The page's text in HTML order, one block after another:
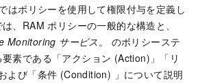
はポリシーを使用して権限付与を定義し
、RAM ポリシーの一般的な構造と、
サービス。
のポリシーステ
素である「アクション (Action)」「リ
よび「条件 (Condition) 」について説明